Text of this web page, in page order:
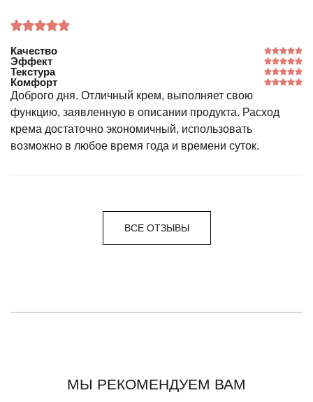
Качество
Эффект
Текстура
Комфорт
Доброго дня. Отличный крем, выполняет свою
функцию, заявленную в описании продукта. Расход
крема достаточно экономичный, использовать
возможно в любое время года и времени суток.
ВСЕ ОТЗЫВЫ
МЫ РЕКОМЕНДУЕМ ВАМ